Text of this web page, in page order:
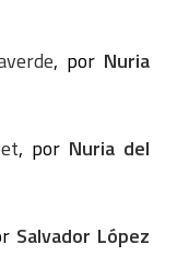
, por Nuria
, por Nuria del
Salvador López